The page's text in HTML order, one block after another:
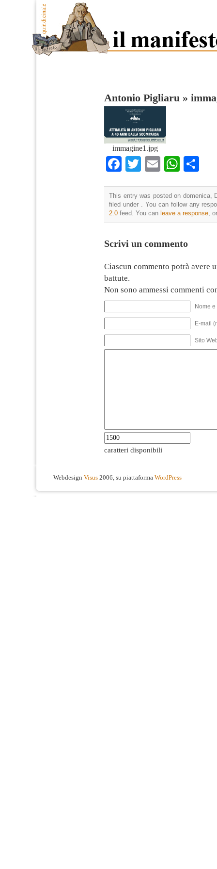
Antonio Pigliaru »
immagine1.jpg
Facebook
TwitterEmail
This entry was posted on domenica,
filed under . You can follow any
2.0 feed. You can leave a response,
Scrivi un commento
Ciascun commento potrà avere
battute.
Non sono ammessi commenti
Nome
E-mail
Sito
caratteri disponibili
Webdesign Visus 2006, su piattaforma WordPress